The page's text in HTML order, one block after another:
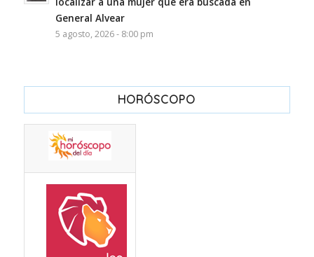
General Alvear
5 agosto, 2026 - 8:00 pm
HORÓSCOPO